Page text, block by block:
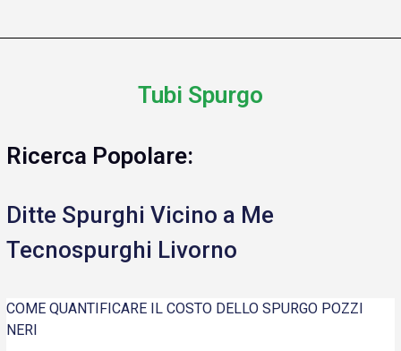
Tubi Spurgo
Ricerca Popolare:
Ditte Spurghi Vicino a Me
Tecnospurghi Livorno
COME QUANTIFICARE IL COSTO DELLO SPURGO POZZI
NERI